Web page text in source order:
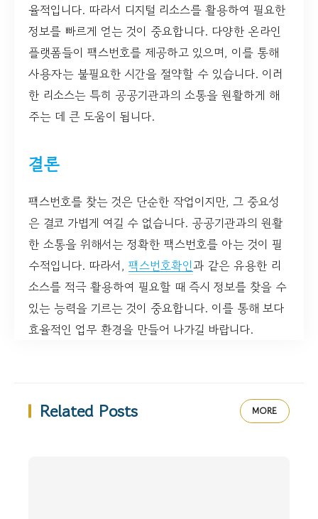
율적입니다. 따라서 디지털 리소스를 활용하여 필요한
정보를 빠르게 얻는 것이 중요합니다. 다양한 온라인
플랫폼들이 팩스번호를 제공하고 있으며, 이를 통해
사용자는 불필요한 시간을 절약할 수 있습니다. 이러
한 리소스는 특히 공공기관과의 소통을 원활하게 해
주는 데 큰 도움이 됩니다.
결론
팩스번호를 찾는 것은 단순한 작업이지만, 그 중요성
은 결코 가볍게 여길 수 없습니다. 공공기관과의 원활
한 소통을 위해서는 정확한 팩스번호를 아는 것이 필
수적입니다. 따라서, 팩스번호확인과 같은 유용한 리
소스를 적극 활용하여 필요할 때 즉시 정보를 찾을 수
있는 능력을 기르는 것이 중요합니다. 이를 통해 보다
효율적인 업무 환경을 만들어 나가길 바랍니다.
Related Posts MORE